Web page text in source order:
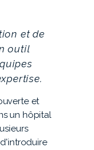
et de
outil
et
un hôpital